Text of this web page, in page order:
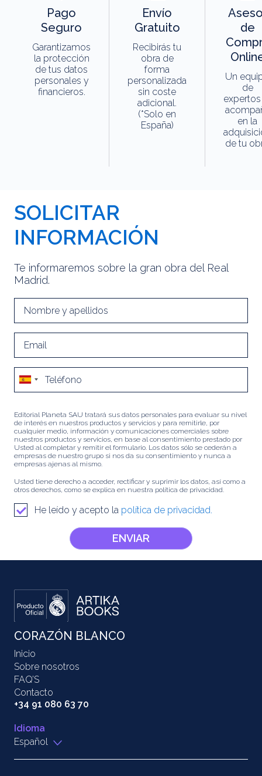
Pago
Seguro
Garantizamos
la protección
de tus datos
personales y
financieros.
Envío
Gratuito
Recibirás tu
obra de
forma
personalizada
sin coste
adicional.
(*Solo en
España)
de
Un
de
en la
de tu
SOLICITAR
INFORMACIÓN
Te informaremos sobre la gran obra del Real
Madrid.
Editorial Planeta SAU tratará sus datos personales para evaluar su nivel
de interés en nuestros productos y servicios y para remitirle, por
cualquier medio, información y comunicaciones comerciales sobre
nuestros productos y servicios, en base al consentimiento prestado por
Usted al completar y remitir el formulario. Los datos sólo se cederán a
empresas de nuestro grupo si nos da su consentimiento y nunca a
empresas ajenas al mismo.
Usted tiene derecho a acceder, rectificar y suprimir los datos, así como a
otros derechos, como se explica en nuestra política de privacidad.
He leído y acepto la política de privacidad.
ENVIAR
CORAZÓN BLANCO
Inicio
Sobre nosotros
FAQ’S
Contacto
+34 91 080 63 70
Idioma
Español